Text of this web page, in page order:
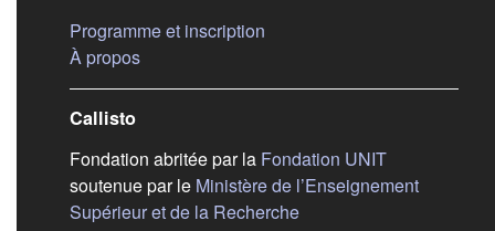
Programme et inscription
À propos(s'ouvre dans un nouvel onglet)
Callisto
Fondation abritée par la Fondation UNIT(s'ouvre
soutenue par le Ministère de l’Enseignement
Supérieur et de la Recherche(s'ouvre dans un nouvel